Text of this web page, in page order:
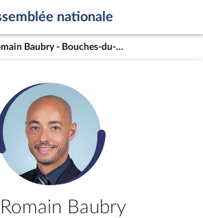
nationale
M. Romain Baubry - Bouches-du-Rhône (15e circonscription)
Baubry